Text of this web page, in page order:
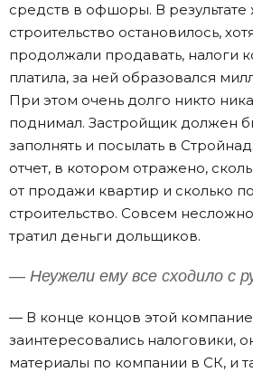
средств в офшоры. В
строительство остановилось,
продолжали продавать, налоги
платила, за ней образовался
При этом очень долго никто
поднимал. Застройщик должен
заполнять и посылать в
отчет, в котором отражено,
от продажи квартир и сколько
строительство. Совсем
тратил деньги дольщиков.
— Неужели ему все сходило с
— В конце концов этой
заинтересовались налоговики,
материалы по компании в СК, и